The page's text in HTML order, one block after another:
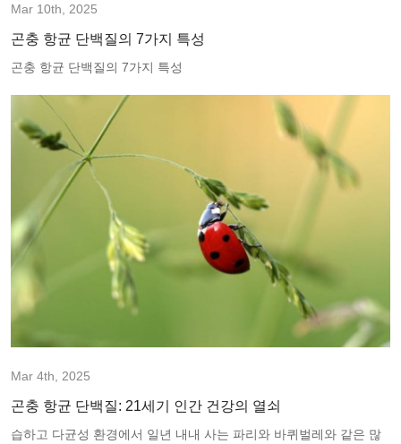
Mar 10th, 2025
곤충 항균 단백질의 7가지 특성
곤충 항균 단백질의 7가지 특성
Mar 4th, 2025
곤충 항균 단백질: 21세기 인간 건강의 열쇠
습하고 다균성 환경에서 일년 내내 사는 파리와 바퀴벌레와 같은 많